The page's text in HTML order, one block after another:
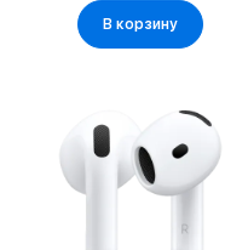
В корзину